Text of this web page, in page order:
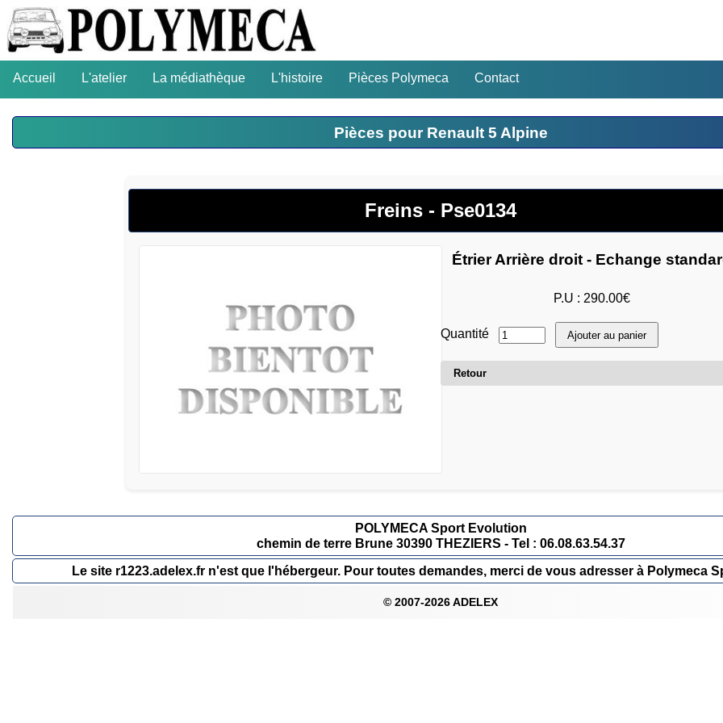
Accueil L'atelier La médiathèque L'histoire Pièces Polymeca Contact
Pièces pour Renault 5 Alpine
Freins - Pse0134
Étrier Arrière droit - Echange
P.U : 290.00€
Quantité Ajouter au panier
Retour
POLYMECA Sport Evolution
chemin de terre Brune 30390 THEZIERS - Tel : 06.08.63.54.37
Le site r1223.adelex.fr n'est que l'hébergeur. Pour toutes demandes, merci de vous adresser à Polymeca
© 2007-2026 ADELEX